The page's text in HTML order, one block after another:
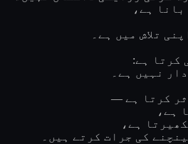
بانا ہے،
تلاش میں ہے۔
کرتا ہے:
نہیں ہے۔
کرتا ہے —
ہے،
ہے،
کی جرات کرتے ہیں۔